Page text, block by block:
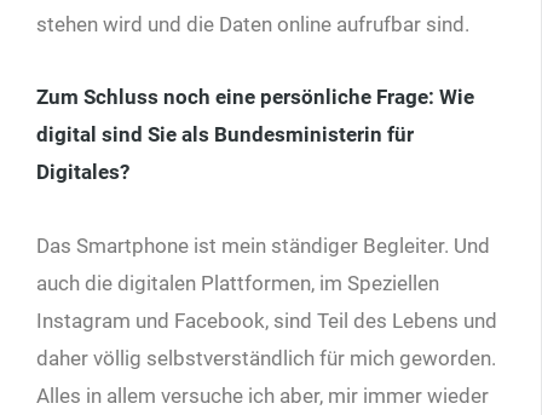
stehen wird und die Daten online aufrufbar sind.
Zum Schluss noch eine persönliche Frage: Wie
digital sind Sie als Bundesministerin für
Digitales?
Das Smartphone ist mein ständiger Begleiter. Und
auch die digitalen Plattformen, im Speziellen
Instagram und Facebook, sind Teil des Lebens und
daher völlig selbstverständlich für mich geworden.
Alles in allem versuche ich aber, mir immer wieder